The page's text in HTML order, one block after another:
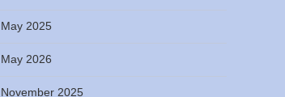
May 2025
May 2026
November 2025